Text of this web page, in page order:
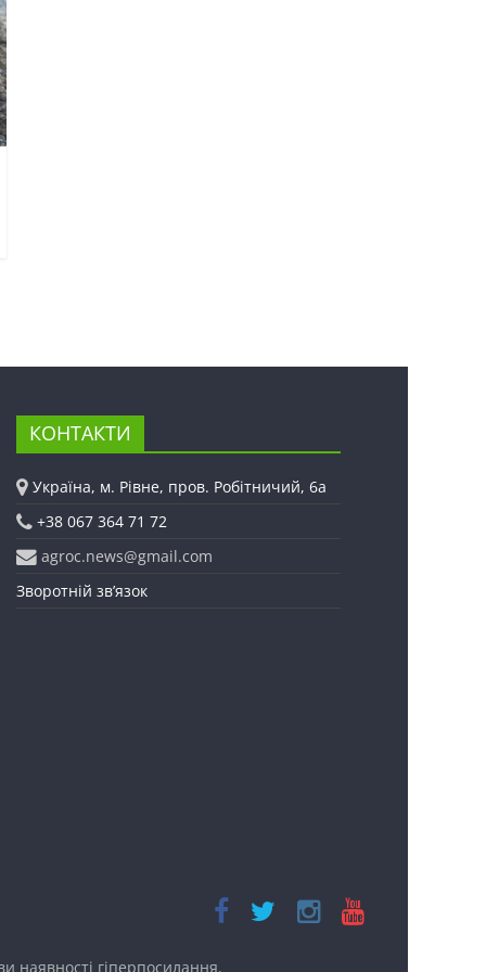
КОНТАКТИ
Україна, м. Рівне, пров. Робітничий, 6а
+38 067 364 71 72
agroc.news@gmail.com
Зворотній зв’язок
наявності гіперпосилання.